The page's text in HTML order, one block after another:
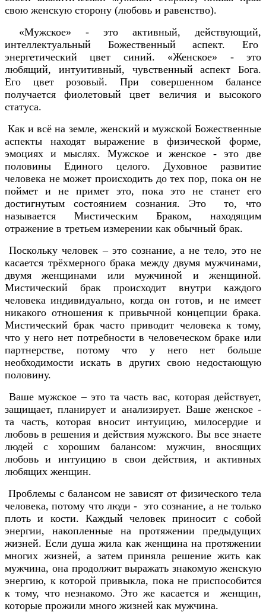
свою женскую сторону (любовь и равенство).
«Мужское» - это активный, действующий,
интеллектуальный Божественный аспект. Его
энергетический цвет синий. «Женское» - это
любящий, интуитивный, чувственный аспект Бога.
Его цвет розовый. При совершенном балансе
получается фиолетовый цвет величия и высокого
статуса.
Как и всё на земле, женский и мужской Божественные
аспекты находят выражение в физической форме,
эмоциях и мыслях. Мужское и женское - это две
половины Единого целого. Духовное развитие
человека не может происходить до тех пор, пока он не
поймет и не примет это, пока это не станет его
достигнутым состоянием сознания. Это то, что
называется Мистическим Браком, находящим
отражение в третьем измерении как обычный брак.
Поскольку человек – это сознание, а не тело, это не
касается трёхмерного брака между двумя мужчинами,
двумя женщинами или мужчиной и женщиной.
Мистический брак происходит внутри каждого
человека индивидуально, когда он готов, и не имеет
никакого отношения к привычной концепции брака.
Мистический брак часто приводит человека к тому,
что у него нет потребности в человеческом браке или
партнерстве, потому что у него нет больше
необходимости искать в других свою недостающую
половину.
Ваше мужское – это та часть вас, которая действует,
защищает, планирует и анализирует. Ваше женское -
та часть, которая вносит интуицию, милосердие и
любовь в решения и действия мужского. Вы все знаете
людей с хорошим балансом: мужчин, вносящих
любовь и интуицию в свои действия, и активных
любящих женщин.
Проблемы с балансом не зависят от физического тела
человека, потому что люди - это сознание, а не только
плоть и кости. Каждый человек приносит с собой
энергии, накопленные на протяжении предыдущих
жизней. Если душа жила как женщина на протяжении
многих жизней, а затем приняла решение жить как
мужчина, она продолжит выражать знакомую женскую
энергию, к которой привыкла, пока не приспособится
к тому, что незнакомо. Это же касается и женщин,
которые прожили много жизней как мужчина.